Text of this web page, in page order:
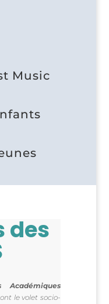
Music
des
Académiques
le volet socio-